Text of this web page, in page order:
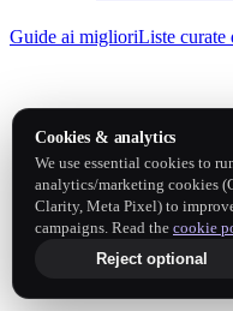
Guide ai miglioriListe
Cookies & analytics
We use essential cookies to
analytics/marketing cookies
Clarity, Meta Pixel) to
campaigns. Read the cookie
Reject optional